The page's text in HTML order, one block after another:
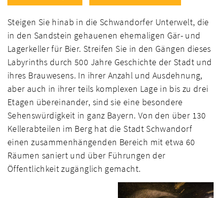
Steigen Sie hinab in die Schwandorfer Unterwelt, die
in den Sandstein gehauenen ehemaligen Gär- und
Lagerkeller für Bier. Streifen Sie in den Gängen dieses
Labyrinths durch 500 Jahre Geschichte der Stadt und
ihres Brauwesens. In ihrer Anzahl und Ausdehnung,
aber auch in ihrer teils komplexen Lage in bis zu drei
Etagen übereinander, sind sie eine besondere
Sehenswürdigkeit in ganz Bayern. Von den über 130
Kellerabteilen im Berg hat die Stadt Schwandorf
einen zusammenhängenden Bereich mit etwa 60
Räumen saniert und über Führungen der
Öffentlichkeit zugänglich gemacht.